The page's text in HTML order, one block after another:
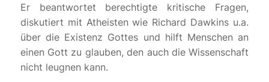
Er beantwortet berechtigte kritische Fragen,
diskutiert mit Atheisten wie Richard Dawkins u.a.
über die Existenz Gottes und hilft Menschen an
einen Gott zu glauben, den auch die Wissenschaft
nicht leugnen kann.